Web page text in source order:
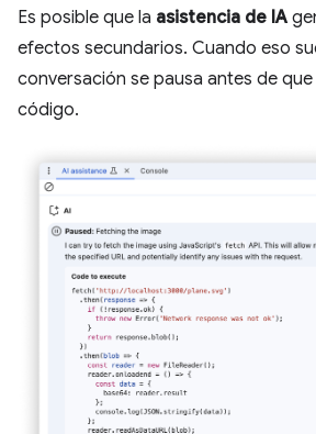
Es posible que la asistencia de IA
efectos secundarios. Cuando eso
conversación se pausa antes de que
código.